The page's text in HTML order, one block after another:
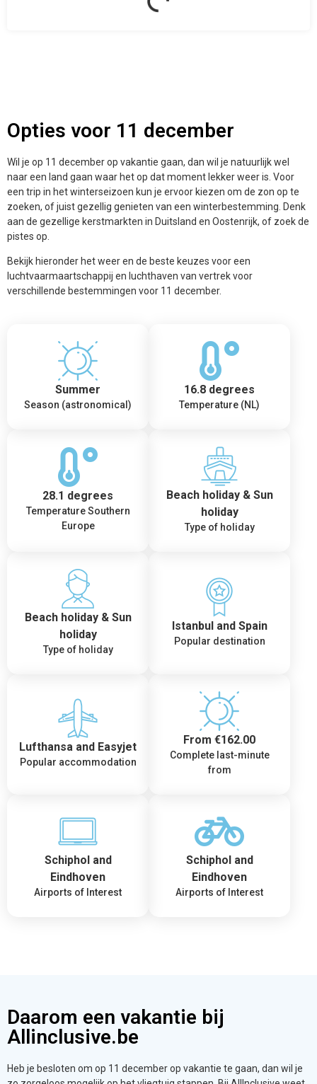
Opties voor 11 december
Wil je op 11 december op vakantie gaan, dan wil je natuurlijk wel
naar een land gaan waar het op dat moment lekker weer is. Voor
een trip in het winterseizoen kun je ervoor kiezen om de zon op te
zoeken, of juist gezellig genieten van een winterbestemming. Denk
aan de gezellige kerstmarkten in Duitsland en Oostenrijk, of zoek de
pistes op.
Bekijk hieronder het weer en de beste keuzes voor een
luchtvaarmaartschappij en luchthaven van vertrek voor
verschillende bestemmingen voor 11 december.
Summer
Season (astronomical)
16.8 degrees
Temperature (NL)
28.1 degrees
Temperature Southern
Europe
Beach holiday & Sun
holiday
Type of holiday
Beach holiday & Sun
holiday
Type of holiday
Istanbul and Spain
Popular destination
Lufthansa and Easyjet
Popular accommodation
From €162.00
Complete last-minute
from
Schiphol and
Eindhoven
Airports of Interest
Schiphol and
Eindhoven
Airports of Interest
Daarom een vakantie bij
Allinclusive.be
Heb je besloten om op 11 december op vakantie te gaan, dan wil je